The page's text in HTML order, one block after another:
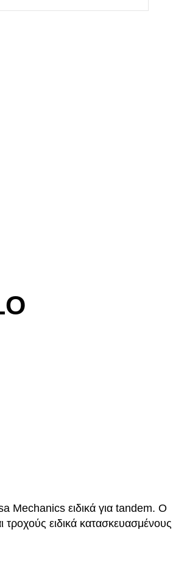
Mechanics ειδικά για tandem. Ο
τροχούς ειδικά κατασκευασμένους